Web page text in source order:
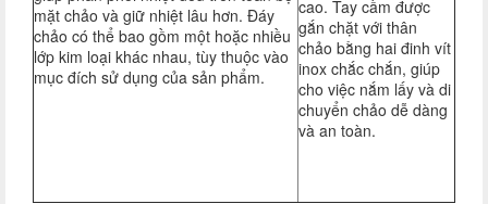
mặt chảo và giữ nhiệt lâu hơn. Đáy
chảo có thể bao gồm một hoặc nhiều
lớp kim loại khác nhau, tùy thuộc vào
mục đích sử dụng của sản phẩm.
cao. Tay cầm được
gắn chặt với thân
chảo bằng hai đinh vít
inox chắc chắn, giúp
cho việc nắm lấy và di
chuyển chảo dễ dàng
và an toàn.